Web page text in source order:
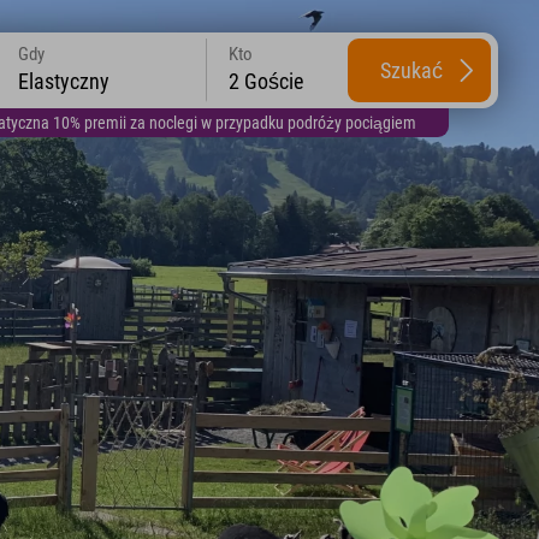
10% premii za noclegi w przypadku podróży pociągiem
Gdy
Elastyczny
Kto
2 Goście Szukać